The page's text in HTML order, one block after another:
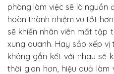
phòng làm việc sẽ là nguồn
hoàn thành nhiệm vụ tốt
sẽ khiến nhân viên mất tập
xung quanh. Hay sắp xếp
không gắn kết với nhau sẽ
thời gian hơn, hiệu quả